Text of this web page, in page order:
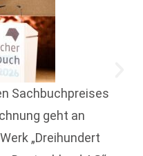
Sachbuchpreises
geht an
„Dreihundert